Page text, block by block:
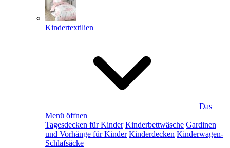
Kindertextilien
Das
Menü öffnen
Tagesdecken für Kinder Kinderbettwäsche Gardinen
und Vorhänge für Kinder Kinderdecken Kinderwagen-
Schlafsäcke